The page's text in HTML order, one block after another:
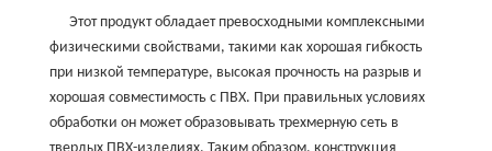
Этот продукт обладает превосходными комплексными
физическими свойствами, такими как хорошая гибкость
при низкой температуре, высокая прочность на разрыв и
хорошая совместимость с ПВХ. При правильных условиях
обработки он может образовывать трехмерную сеть в